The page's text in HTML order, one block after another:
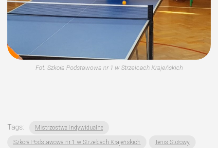
Fot. Szkoła Podstawowa nr 1 w Strzelcach Krajeńskich
Tags: Mistrzostwa Indywidualne
Szkoła Podstawowa nr 1 w Strzelcach Krajeńskich Tenis Stołowy